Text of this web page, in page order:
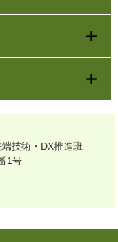
技術・DX推進班
1号